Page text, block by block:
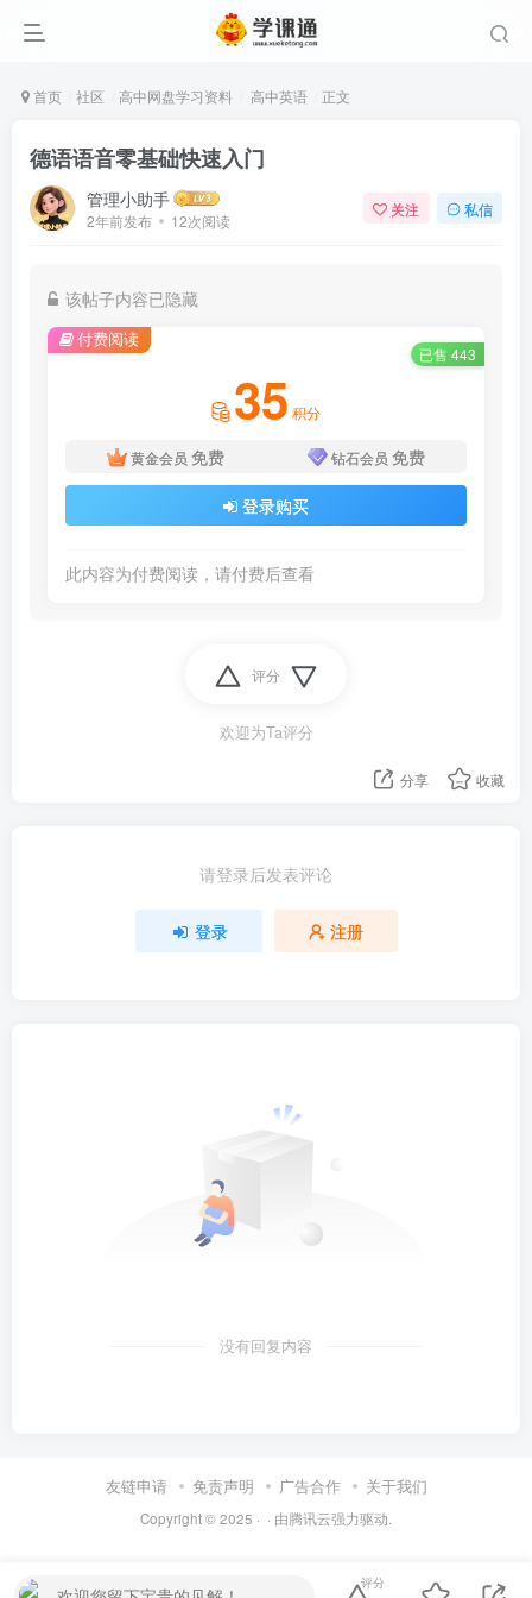
首页 社区 高中网盘学习资料 高中英语 正文
德语语音零基础快速入门
管理小助手
2年前发布 12次阅读
关注 私信
该帖子内容已隐藏
付费阅读
已售 443
35 积分
黄金会员 免费 钻石会员 免费
登录购买
此内容为付费阅读，请付费后查看
评分
欢迎为Ta评分
分享 收藏
请登录后发表评论
登录 注册
没有回复内容
友链申请 免责声明 广告合作 关于我们
Copyright © 2025 · · 由腾讯云强力驱动.
评分